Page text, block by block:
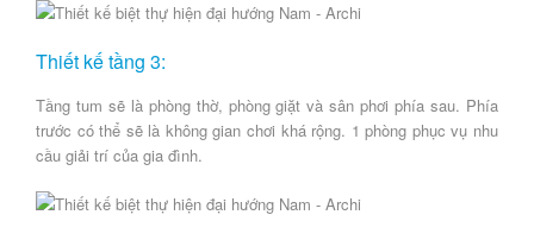
Thiết kế tầng 3:
Tầng tum sẽ là phòng thờ, phòng giặt và sân phơi phía sau. Phía
trước có thể sẽ là không gian chơi khá rộng. 1 phòng phục vụ nhu
cầu giải trí của gia đình.